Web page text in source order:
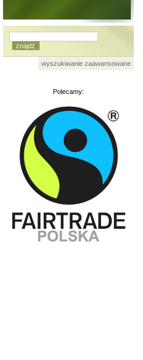
wyszukiwanie zaawansowane
Polecamy: